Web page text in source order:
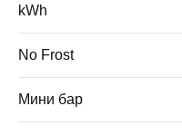
kWh
No Frost
Мини бар